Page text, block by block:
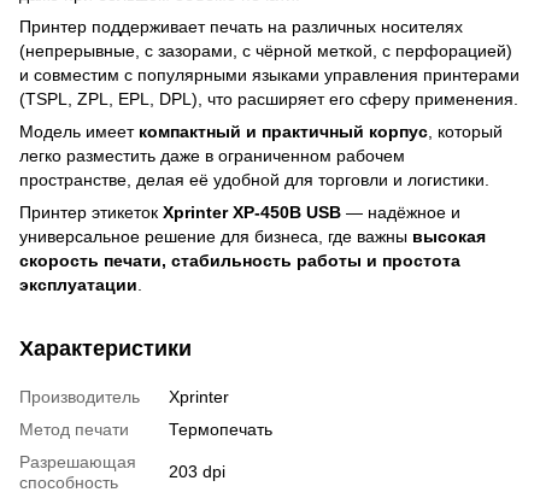
Принтер поддерживает печать на различных носителях
(непрерывные, с зазорами, с чёрной меткой, с перфорацией)
и совместим с популярными языками управления принтерами
(TSPL, ZPL, EPL, DPL), что расширяет его сферу применения.
Модель имеет компактный и практичный корпус , который
легко разместить даже в ограниченном рабочем
пространстве, делая её удобной для торговли и логистики.
Принтер этикеток Xprinter XP‑450B USB — надёжное и
универсальное решение для бизнеса, где важны высокая
скорость печати, стабильность работы и простота
эксплуатации
Характеристики
Производитель
Xprinter
Метод печати
Термопечать
Разрешающая
способность
203 dpi